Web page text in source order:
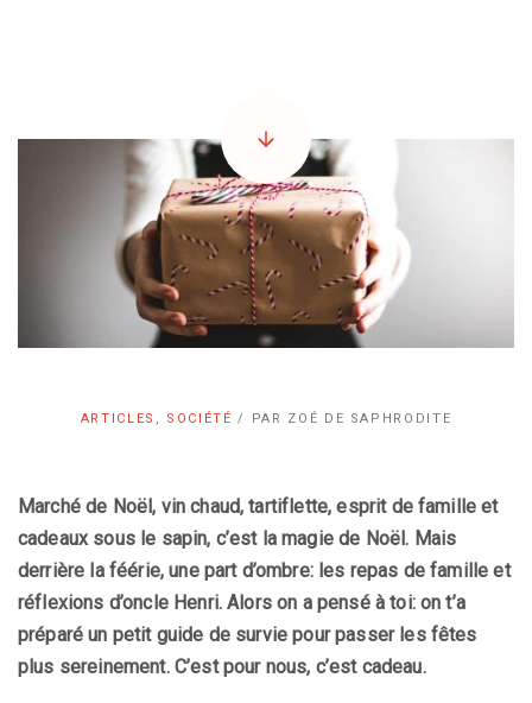
ARTICLES SOCIÉTÉ / PAR ZOÉ DE SAPHRODITE
Marché de Noël, vin chaud, tartiflette, esprit de famille et
cadeaux sous le sapin, c’est la magie de Noël. Mais
derrière la féérie, une part d’ombre: les repas de famille et
réflexions d’oncle Henri. Alors on a pensé à toi: on t’a
préparé un petit guide de survie pour passer les fêtes
plus sereinement. C’est pour nous, c’est cadeau.